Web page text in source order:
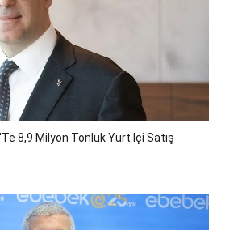
8,9 Milyon Tonluk Yurt Içi Satış